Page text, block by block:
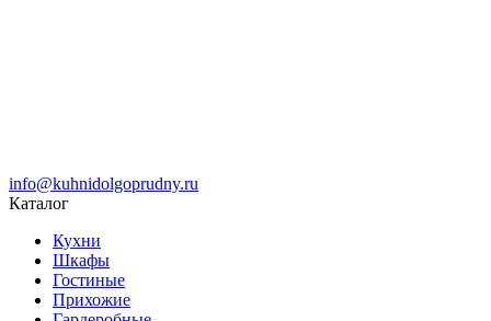
info@kuhnidolgoprudny.ru
Каталог
Кухни
Шкафы
Гостиные
Прихожие